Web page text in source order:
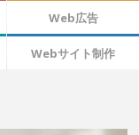
Web広告
Webサイト制作